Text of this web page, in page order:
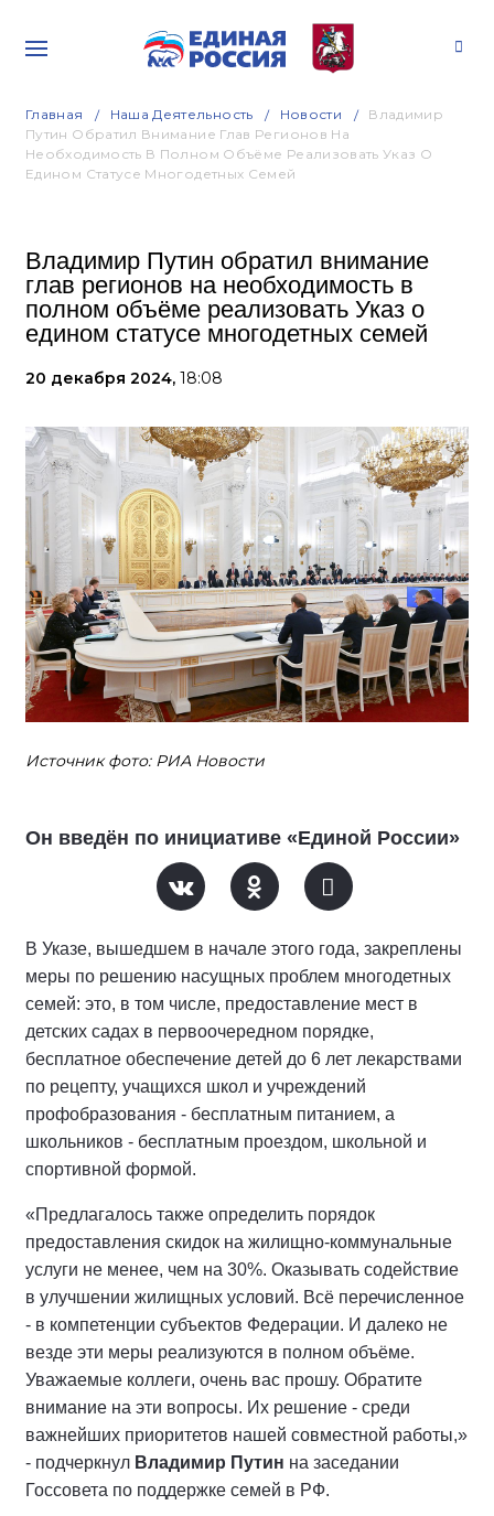
Главная Наша Деятельность Новости
Владимир
Путин Обратил Внимание Глав Регионов На
Необходимость В Полном Объёме Реализовать Указ О
Едином Статусе Многодетных Семей
Владимир Путин обратил внимание
глав регионов на необходимость в
полном объёме реализовать Указ о
едином статусе многодетных семей
20 декабря 2024, 18:08
Источник фото: РИА Новости
Он введён по инициативе «Единой России»
В Указе, вышедшем в начале этого года, закреплены
меры по решению насущных проблем многодетных
семей: это, в том числе, предоставление мест в
детских садах в первоочередном порядке,
бесплатное обеспечение детей до 6 лет лекарствами
по рецепту, учащихся школ и учреждений
профобразования - бесплатным питанием, а
школьников - бесплатным проездом, школьной и
спортивной формой.
«Предлагалось также определить порядок
предоставления скидок на жилищно-коммунальные
услуги не менее, чем на 30%. Оказывать содействие
в улучшении жилищных условий. Всё перечисленное
- в компетенции субъектов Федерации. И далеко не
везде эти меры реализуются в полном объёме.
Уважаемые коллеги, очень вас прошу. Обратите
внимание на эти вопросы. Их решение - среди
важнейших приоритетов нашей совместной работы,»
- подчеркнул Владимир Путин на заседании
Госсовета по поддержке семей в РФ.